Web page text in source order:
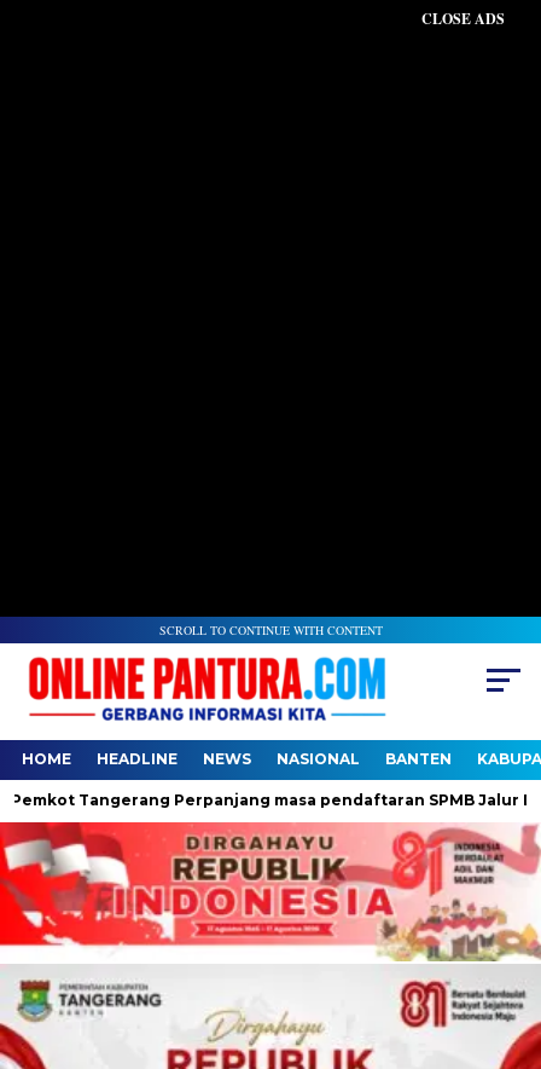
CLOSE ADS
SCROLL TO CONTINUE WITH CONTENT
HOME HEADLINE NEWS NASIONAL BANTEN
Tangerang Perpanjang masa pendaftaran SPMB Jalur